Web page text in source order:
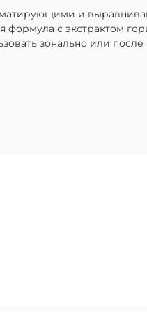
и
формула с экстрактом
зонально или